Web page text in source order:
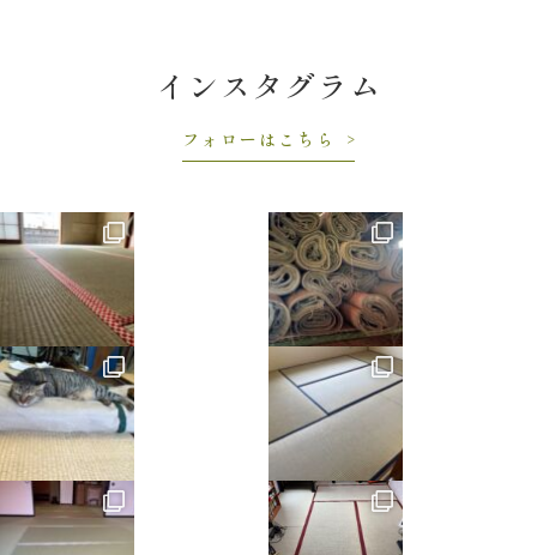
インスタグラム
フォローはこちら